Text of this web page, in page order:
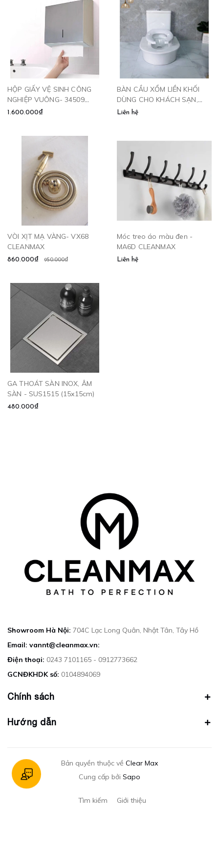
HỘP GIẤY VỆ SINH CÔNG
NGHIỆP VUÔNG- 34509
CLEANMAX
1.600.000₫
BÀN CẦU XỔM LIỀN KHỐI
DÙNG CHO KHÁCH SẠN,
BỆNH VIỆN VÀ KHU CÔNG
Liên hệ
VÒI XỊT MẠ VÀNG- VX68
CLEANMAX
860.000₫ 950.000₫
Móc treo áo màu đen -
MA6D CLEANMAX
Liên hệ
GA THOÁT SÀN INOX, ÂM
SÀN - SUS1515 (15x15cm)
480.000₫
Showroom Hà Nội: 704C Lạc Long Quân, Nhật Tân, Tây Hồ
Email: vannt@cleanmax.vn:
Điện thoại: 0243 7101165 - 0912773662
GCNĐKHDK số: 0104894069
Chính sách
Hướng dẫn
Bản quyền thuộc về Clear Max
Cung cấp bởi Sapo
Tìm kiếm Giới thiệu